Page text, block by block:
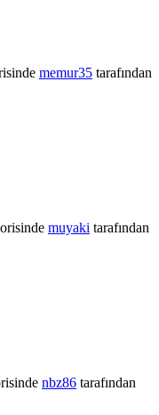
memur35 tarafından
muyaki tarafından
nbz86 tarafından